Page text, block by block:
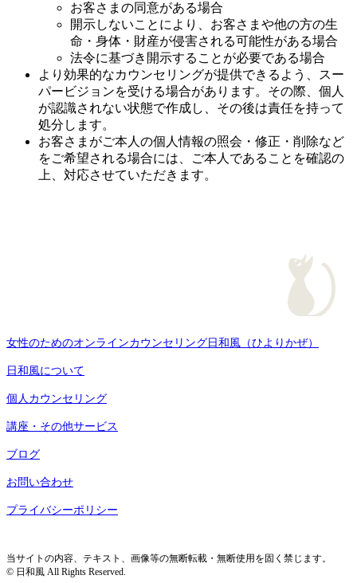
お客さまの同意がある場合
開示しないことにより、お客さまや他の方の生
命・身体・財産が侵害される可能性がある場合
法令に基づき開示することが必要である場合
より効果的なカウンセリングが提供できるよう、スー
パービジョンを受ける場合があります。その際、個人
が認識されない状態で作成し、その後は責任を持って
処分します。
お客さまがご本人の個人情報の照会・修正・削除など
をご希望される場合には、ご本人であることを確認の
上、対応させていただきます。
女性のためのオンラインカウンセリング日和風（ひよりかぜ）
日和風について
個人カウンセリング
講座・その他サービス
ブログ
お問い合わせ
プライバシーポリシー
当サイトの内容、テキスト、画像等の無断転載・無断使用を固く禁じます。
© 日和風 All Rights Reserved.